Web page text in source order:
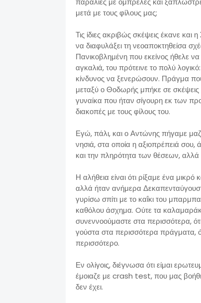
μετά με τους φίλους μας;
Τις ίδιες ακριβώς σκέψεις έκανε
να διαφυλάξει τη νεοαποκτηθείσα
Πανικοβλημένη που εκείνος ήθελε να
αγκαλιά, του πρότεινε το πολύ
κίνδυνος να ξενερώσουν. Πράγμα
μεταξύ ο Θοδωρής μπήκε σε σκέψεις
γυναίκα που ήταν σίγουρη εκ των
διακοπές με τους φίλους του.
Εγώ, πάλι, και ο Αντώνης πήγαμε
νησιά, στα οποία η αξιοπρέπειά
και την πληρότητα των θέσεων,
Η αλήθεια είναι ότι ρίξαμε ένα
αλλά ήταν ανήμερα
γυρίσω σπίτι με το καΐκι του
καθόλου άσχημα. Oύτε τα
συνεννοούμαστε στα περισσότερα,
γούστα στα περισσότερα πράγματα,
περισσότερο.
Εν ολίγοις, διέγνωσα ότι είμαι
έμοιαζε με crash test, που μας
δεν έχει.